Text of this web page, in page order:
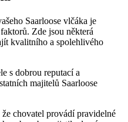
Saarloose vlčáka je
Zde jsou některá
kvalitního a spolehlivého
s dobrou reputací a
majitelů Saarloose
že chovatel provádí pravidelné